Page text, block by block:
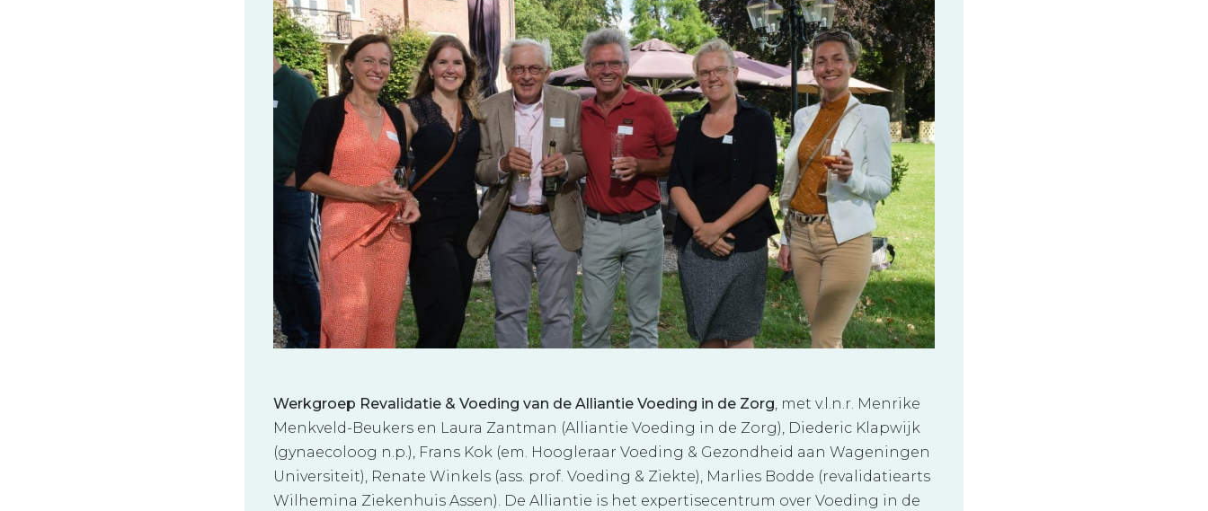
Werkgroep Revalidatie & Voeding van de Alliantie Voeding in de Zorg, met v.l.n.r. Menrike
Menkveld-Beukers en Laura Zantman (Alliantie Voeding in de Zorg), Diederic Klapwijk
(gynaecoloog n.p.), Frans Kok (em. Hoogleraar Voeding & Gezondheid aan Wageningen
Universiteit), Renate Winkels (ass. prof. Voeding & Ziekte), Marlies Bodde (revalidatiearts
Wilhemina Ziekenhuis Assen). De Alliantie is het expertisecentrum over Voeding in de